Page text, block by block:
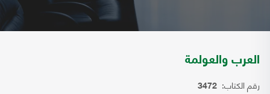
العرب والعولمة
رقم الكتاب: 3472